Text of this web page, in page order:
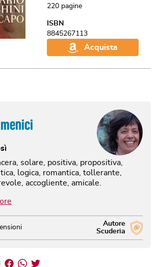
220 pagine
ISBN
8845267113
Acquista
solare, positiva, propositiva,
logica, romantica, tollerante,
accogliente, amicale.
Autore
Scuderia
Facebook
Whatsapp
Twitter